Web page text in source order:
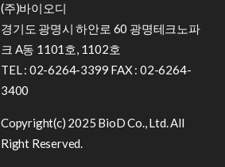
(주)바이오디
경기도 광명시 하안로 60 광명테크노파
크 A동 1101호, 1102호
TEL : 02-6264-3399 FAX : 02-6264-
3400
Copyright(c) 2025 BioD Co., Ltd. All
Right Reserved.